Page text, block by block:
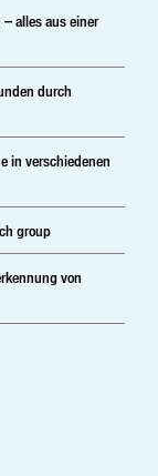
alles aus einer
durch
in verschiedenen
group
von